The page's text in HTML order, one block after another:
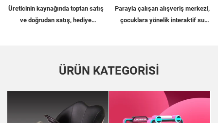
Üreticinin kaynağında toptan satış
ve doğrudan satış, hediye
uzmanlaşmış
Parayla çalışan alışveriş merkezi,
çocuklara yönelik interaktif su
ÜRÜN KATEGORİSİ